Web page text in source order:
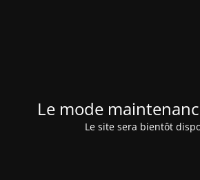
Le mode
Le site sera bientôt